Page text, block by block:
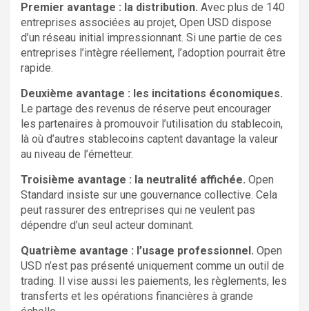
Premier avantage : la distribution. Avec plus de 140
entreprises associées au projet, Open USD dispose
d’un réseau initial impressionnant. Si une partie de ces
entreprises l’intègre réellement, l’adoption pourrait être
rapide.
Deuxième avantage : les incitations économiques.
Le partage des revenus de réserve peut encourager
les partenaires à promouvoir l’utilisation du stablecoin,
là où d’autres stablecoins captent davantage la valeur
au niveau de l’émetteur.
Troisième avantage : la neutralité affichée. Open
Standard insiste sur une gouvernance collective. Cela
peut rassurer des entreprises qui ne veulent pas
dépendre d’un seul acteur dominant.
Quatrième avantage : l’usage professionnel. Open
USD n’est pas présenté uniquement comme un outil de
trading. Il vise aussi les paiements, les règlements, les
transferts et les opérations financières à grande